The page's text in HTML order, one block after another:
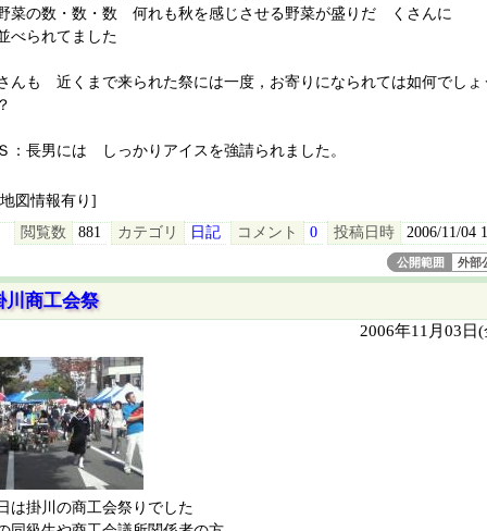
の数・数・数 何れも秋を感じさせる野菜が盛りだ くさんに
られてました
んも 近くまで来られた祭には一度，お寄りになられては如何でしょ
：長男には しっかりアイスを強請られました。
図情報有り]
閲覧数
881 カテゴリ 日記 コメント 0 投稿日時 2006/11/04
公開範囲 外部
川商工会祭
2006年11月03日
は掛川の商工会祭りでした